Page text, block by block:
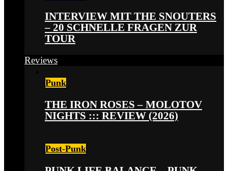
INTERVIEW MIT THE SNOUTERS
– 20 SCHNELLE FRAGEN ZUR
TOUR
Reviews
Punk
THE IRON ROSES – MOLOTOV
NIGHTS ::: REVIEW (2026)
Post-Punk